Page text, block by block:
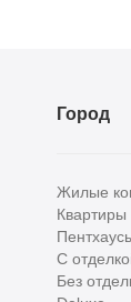
Город
Жилые
Квартиры
С
Без